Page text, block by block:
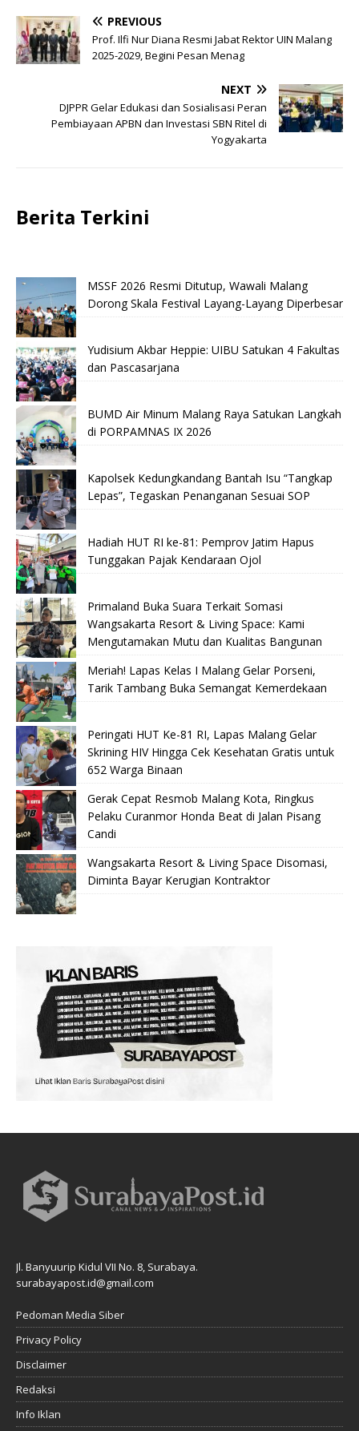
PREVIOUS
Prof. Ilfi Nur Diana Resmi Jabat Rektor UIN Malang
2025-2029, Begini Pesan Menag
NEXT
DJPPR Gelar Edukasi dan Sosialisasi Peran
Pembiayaan APBN dan Investasi SBN Ritel di
Yogyakarta
Berita Terkini
MSSF 2026 Resmi Ditutup, Wawali Malang
Dorong Skala Festival Layang-Layang Diperbesar
Yudisium Akbar Heppie: UIBU Satukan 4 Fakultas
dan Pascasarjana
BUMD Air Minum Malang Raya Satukan Langkah
di PORPAMNAS IX 2026
Kapolsek Kedungkandang Bantah Isu “Tangkap
Lepas”, Tegaskan Penanganan Sesuai SOP
Hadiah HUT RI ke-81: Pemprov Jatim Hapus
Tunggakan Pajak Kendaraan Ojol
Primaland Buka Suara Terkait Somasi
Wangsakarta Resort & Living Space: Kami
Mengutamakan Mutu dan Kualitas Bangunan
Meriah! Lapas Kelas I Malang Gelar Porseni,
Tarik Tambang Buka Semangat Kemerdekaan
Peringati HUT Ke-81 RI, Lapas Malang Gelar
Skrining HIV Hingga Cek Kesehatan Gratis untuk
652 Warga Binaan
Gerak Cepat Resmob Malang Kota, Ringkus
Pelaku Curanmor Honda Beat di Jalan Pisang
Candi
Wangsakarta Resort & Living Space Disomasi,
Diminta Bayar Kerugian Kontraktor
Jl. Banyuurip Kidul VII No. 8, Surabaya.
surabayapost.id@gmail.com
Pedoman Media Siber
Privacy Policy
Disclaimer
Redaksi
Info Iklan